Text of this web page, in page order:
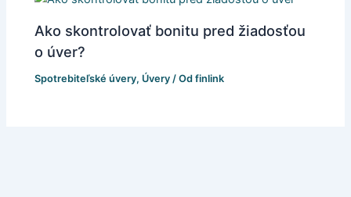
Ako skontrolovať bonitu pred žiadosťou
o úver?
Spotrebiteľské úvery, Úvery / Od finlink